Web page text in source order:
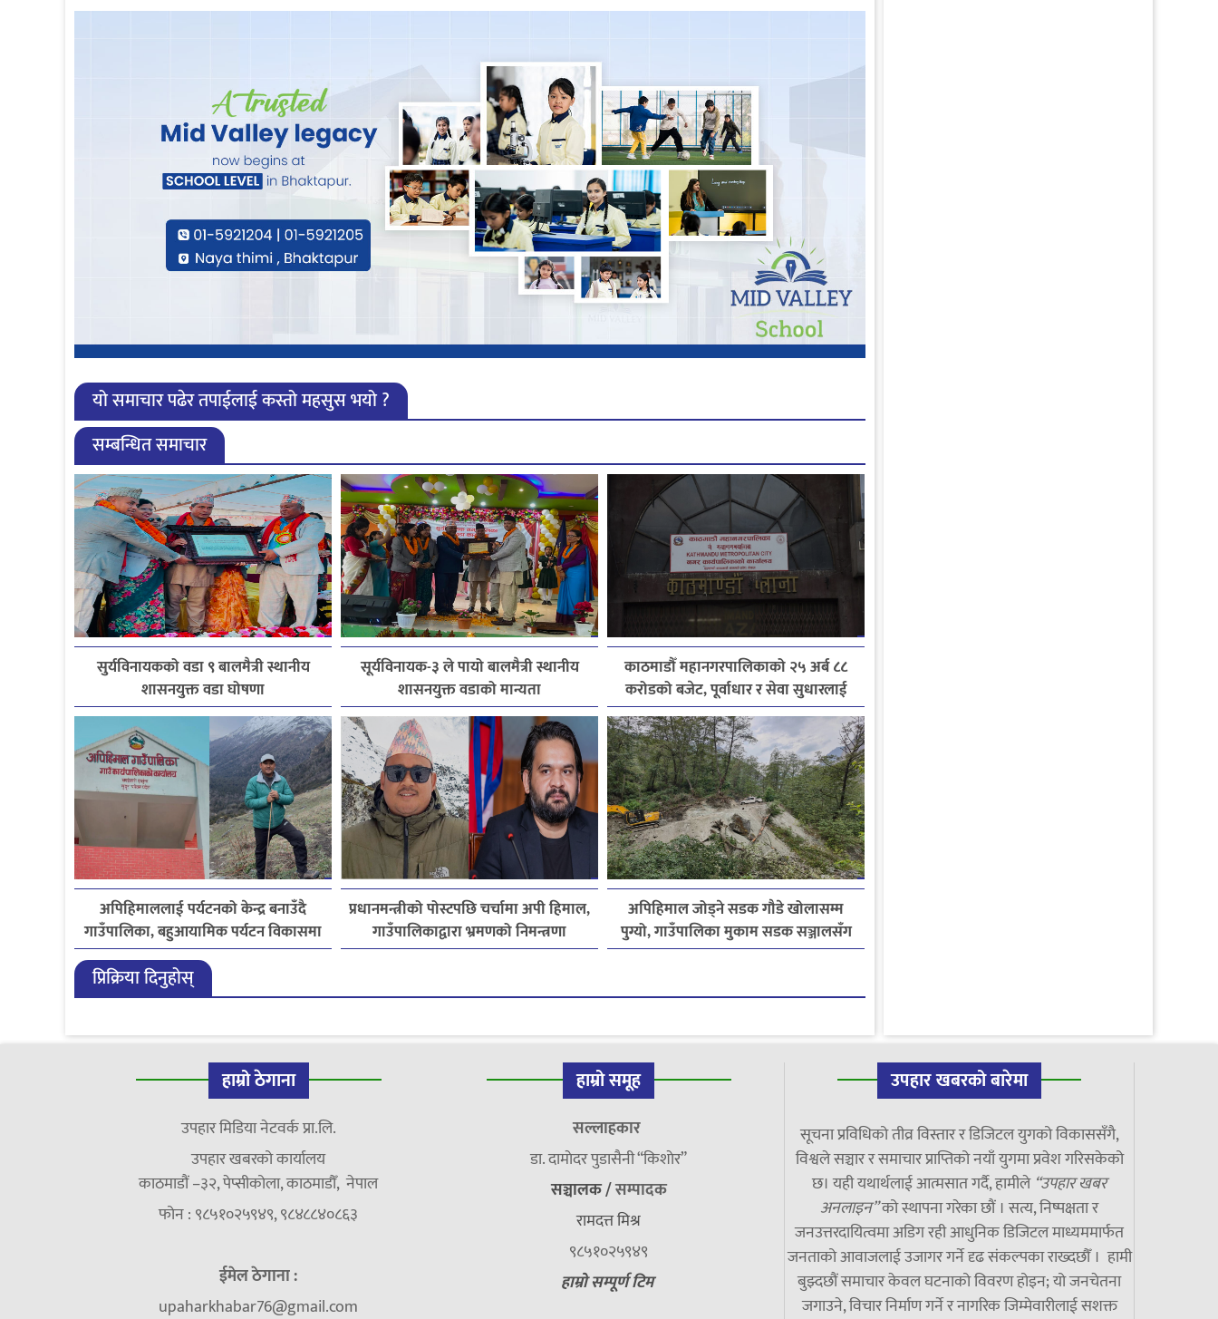
यो समाचार पढेर तपाईलाई कस्तो महसुस भयो ?
सम्बन्धित समाचार
सुर्यविनायकको वडा ९ बालमैत्री स्थानीय
शासनयुक्त वडा घोषणा
सूर्यविनायक-३ ले पायो बालमैत्री स्थानीय
शासनयुक्त वडाको मान्यता
काठमाडौँ महानगरपालिकाको २५ अर्ब ८८
करोडको बजेट, पूर्वाधार र सेवा सुधारलाई
प्राथमिकता
अपिहिमाललाई पर्यटनको केन्द्र बनाउँदै
गाउँपालिका, बहुआयामिक पर्यटन विकासमा
जोड
प्रधानमन्त्रीको पोस्टपछि चर्चामा अपी हिमाल,
गाउँपालिकाद्वारा भ्रमणको निमन्त्रणा
अपिहिमाल जोड्ने सडक गौडे खोलासम्म
पुग्यो, गाउँपालिका मुकाम सडक सञ्जालसँग
जोडिने चरणमा
प्रिक्रिया दिनुहोस्
हाम्रो ठेगाना
उपहार मिडिया नेटवर्क प्रा.लि.
उपहार खबरको कार्यालय
काठमाडौं –३२, पेप्सीकोला, काठमाडौँ, नेपाल
फोन : ९८५१०२५९४९, ९८४८८४०८६३
ईमेल ठेगाना :
upaharkhabar76@gmail.com
हाम्रो समूह
सल्लाहकार
डा. दामाेदर पुडासैनी “किशाेर”
सञ्चालक /सम्पादक
रामदत्त मिश्र
९८५१०२५९४९
हाम्रो सम्पूर्ण टिम
उपहार खबरको बारेमा
सूचना प्रविधिको तीव्र विस्तार र डिजिटल युगको विकाससँगै,
विश्वले सञ्चार र समाचार प्राप्तिको नयाँ युगमा प्रवेश गरिसकेको
छ। यही यथार्थलाई आत्मसात गर्दै, हामीले “उपहार खबर
अनलाइन”को स्थापना गरेका छौं । सत्य, निष्पक्षता र
जनउत्तरदायित्वमा अडिग रही आधुनिक डिजिटल माध्यममार्फत
जनताको आवाजलाई उजागर गर्ने दृढ संकल्पका राख्दछौँ । हामी
बुझ्दछौं समाचार केवल घटनाको विवरण होइन; यो जनचेतना
जगाउने, विचार निर्माण गर्ने र नागरिक जिम्मेवारीलाई सशक्त